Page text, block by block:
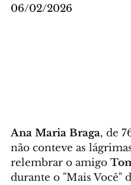
06/02/2026
Ana Maria Braga, de
não conteve as
relembrar o amigo
durante o "Mais Você"